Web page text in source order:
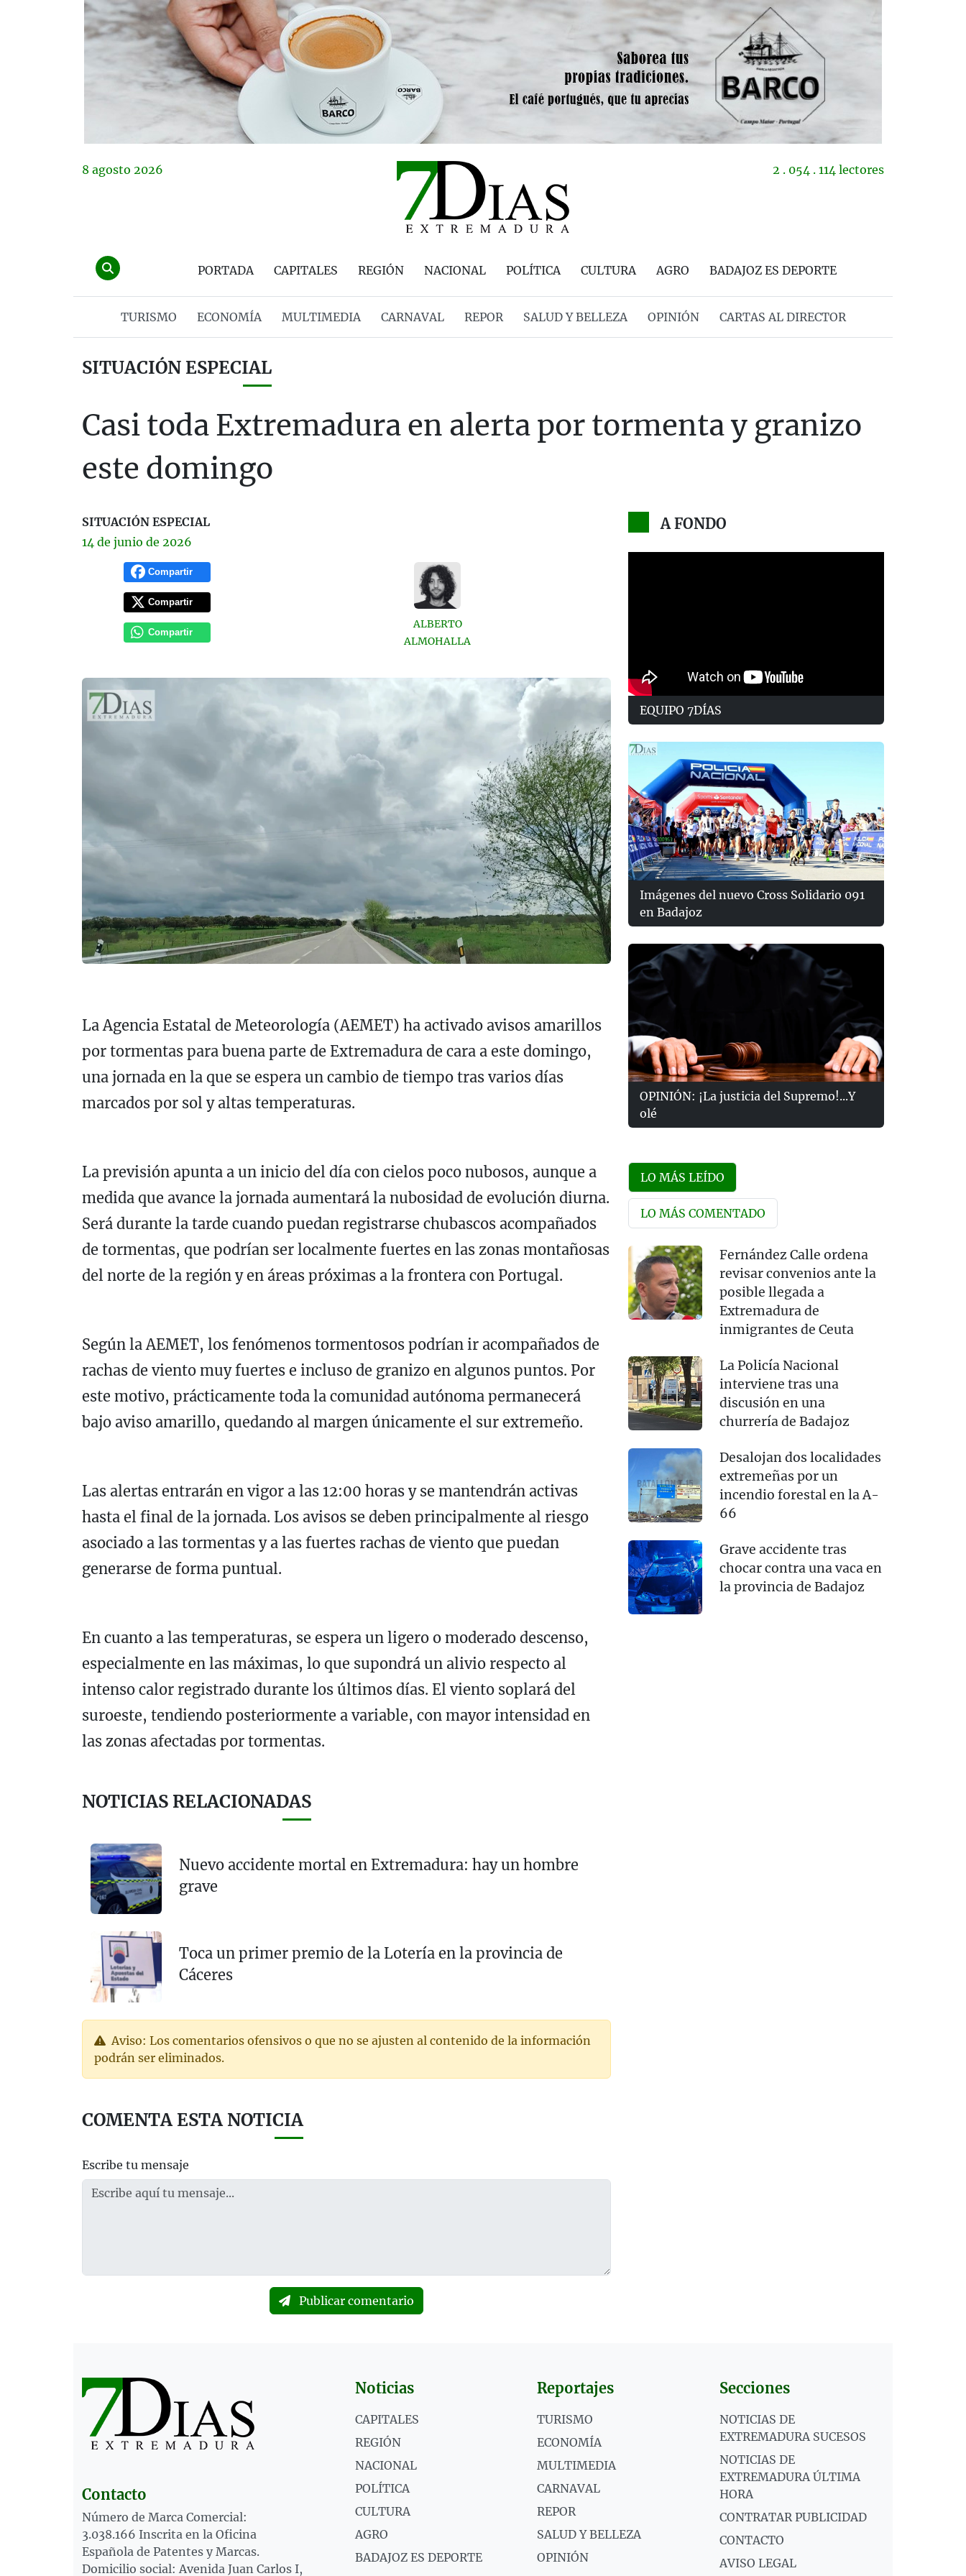
8 agosto 2026 2 . 054 . 114 lectores
PORTADA CAPITALES REGIÓN NACIONAL POLÍTICA CULTURA AGRO BADAJOZ ES DEPORTE
TURISMO ECONOMÍA MULTIMEDIA CARNAVAL REPOR SALUD Y BELLEZA OPINIÓN CARTAS AL DIRECTOR
SITUACIÓN ESPECIAL
Casi toda Extremadura en alerta por tormenta y granizo
este domingo
SITUACIÓN ESPECIAL
14 de junio de 2026
Compartir
Compartir
Compartir
ALBERTO
ALMOHALLA
La Agencia Estatal de Meteorología (AEMET) ha activado avisos amarillos
por tormentas para buena parte de Extremadura de cara a este domingo,
una jornada en la que se espera un cambio de tiempo tras varios días
marcados por sol y altas temperaturas.
La previsión apunta a un inicio del día con cielos poco nubosos, aunque a
medida que avance la jornada aumentará la nubosidad de evolución diurna.
Será durante la tarde cuando puedan registrarse chubascos acompañados
de tormentas, que podrían ser localmente fuertes en las zonas montañosas
del norte de la región y en áreas próximas a la frontera con Portugal.
Según la AEMET, los fenómenos tormentosos podrían ir acompañados de
rachas de viento muy fuertes e incluso de granizo en algunos puntos. Por
este motivo, prácticamente toda la comunidad autónoma permanecerá
bajo aviso amarillo, quedando al margen únicamente el sur extremeño.
Las alertas entrarán en vigor a las 12:00 horas y se mantendrán activas
hasta el final de la jornada. Los avisos se deben principalmente al riesgo
asociado a las tormentas y a las fuertes rachas de viento que puedan
generarse de forma puntual.
En cuanto a las temperaturas, se espera un ligero o moderado descenso,
especialmente en las máximas, lo que supondrá un alivio respecto al
intenso calor registrado durante los últimos días. El viento soplará del
suroeste, tendiendo posteriormente a variable, con mayor intensidad en
las zonas afectadas por tormentas.
NOTICIAS RELACIONADAS
Nuevo accidente mortal en Extremadura: hay un hombre
grave
Toca un primer premio de la Lotería en la provincia de
Cáceres
Aviso: Los comentarios ofensivos o que no se ajusten al contenido de la información
podrán ser eliminados.
COMENTA ESTA NOTICIA
Escribe tu mensaje
Publicar comentario
A FONDO
EQUIPO 7DÍAS
Imágenes del nuevo Cross Solidario 091
en Badajoz
OPINIÓN: ¡La justicia del Supremo!...Y
olé
LO MÁS LEÍDO
LO MÁS COMENTADO
Fernández Calle ordena
revisar convenios ante la
posible llegada a
Extremadura de
inmigrantes de Ceuta
La Policía Nacional
interviene tras una
discusión en una
churrería de Badajoz
Desalojan dos localidades
extremeñas por un
incendio forestal en la A-
66
Grave accidente tras
chocar contra una vaca en
la provincia de Badajoz
Contacto
Número de Marca Comercial:
3.038.166 Inscrita en la Oficina
Española de Patentes y Marcas.
Domicilio social: Avenida Juan Carlos I,
Noticias
CAPITALES
REGIÓN
NACIONAL
POLÍTICA
CULTURA
AGRO
BADAJOZ ES DEPORTE
Reportajes
TURISMO
ECONOMÍA
MULTIMEDIA
CARNAVAL
REPOR
SALUD Y BELLEZA
OPINIÓN
Secciones
NOTICIAS DE
EXTREMADURA SUCESOS
NOTICIAS DE
EXTREMADURA ÚLTIMA
HORA
CONTRATAR PUBLICIDAD
CONTACTO
AVISO LEGAL